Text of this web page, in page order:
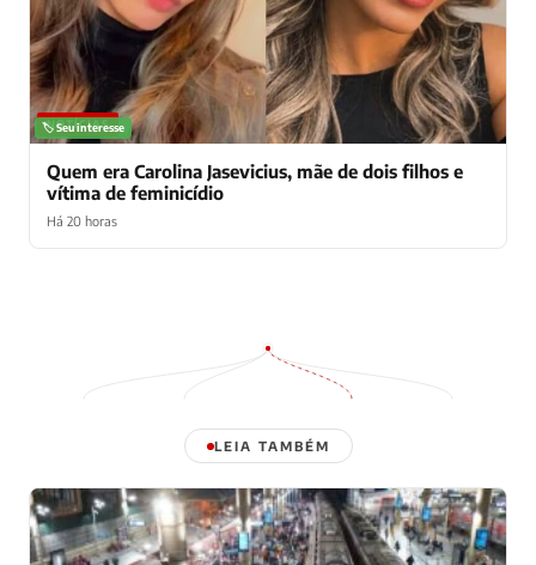
NOTÍCIAS
🏷️ Seu interesse
Quem era Carolina Jasevicius, mãe de dois filhos e
vítima de feminicídio
Há 20 horas
LEIA TAMBÉM